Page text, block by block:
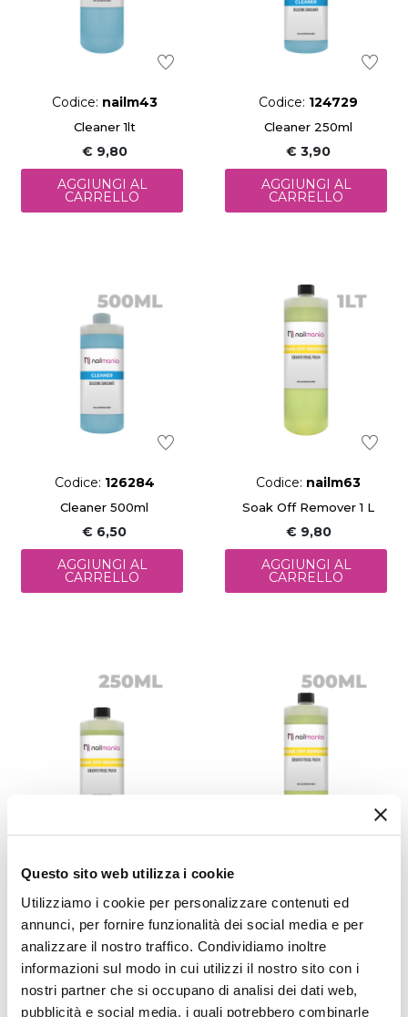
Questo sito web utilizza i cookie
Utilizziamo i cookie per personalizzare contenuti ed
annunci, per fornire funzionalità dei social media e per
analizzare il nostro traffico. Condividiamo inoltre
informazioni sul modo in cui utilizzi il nostro sito con i
nostri partner che si occupano di analisi dei dati web,
pubblicità e social media, i quali potrebbero combinarle
Codice: nailm43
Cleaner 1lt
€ 9,80
AGGIUNGI AL
CARRELLO
Codice: 124729
Cleaner 250ml
€ 3,90
AGGIUNGI AL
CARRELLO
Codice: 126284
Cleaner 500ml
€ 6,50
AGGIUNGI AL
CARRELLO
Codice: nailm63
Soak Off Remover 1 L
€ 9,80
AGGIUNGI AL
CARRELLO
€ 3,90
AGGIUNGI AL
CARRELLO
€ 6,50
AGGIUNGI AL
CARRELLO